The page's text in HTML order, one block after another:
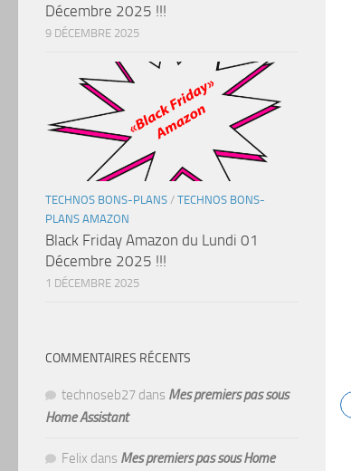
Décembre 2025 !!!
9 DÉCEMBRE 2025
TECHNOS BONS-PLANS / TECHNOS BONS-
PLANS AMAZON
Black Friday Amazon du Lundi 01
Décembre 2025 !!!
1 DÉCEMBRE 2025
COMMENTAIRES RÉCENTS
technoseb27 dans Mes premiers pas sous
Home Assistant
Felix dans Mes premiers pas sous Home